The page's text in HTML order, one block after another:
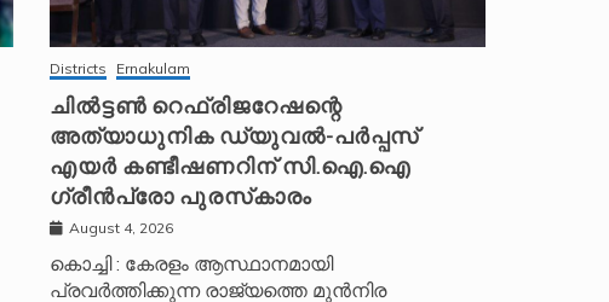
Districts Ernakulam
ചിൽട്ടൺ റെഫ്രിജറേഷന്റെ
അത്യാധുനിക ഡ്യുവൽ-പർപ്പസ്
എയർ കണ്ടീഷണറിന് സി.ഐ.ഐ
ഗ്രീൻപ്രോ പുരസ്‌കാരം
August 4, 2026
കൊച്ചി : കേരളം ആസ്ഥാനമായി
പ്രവർത്തിക്കുന്ന രാജ്യത്തെ മുൻനിര